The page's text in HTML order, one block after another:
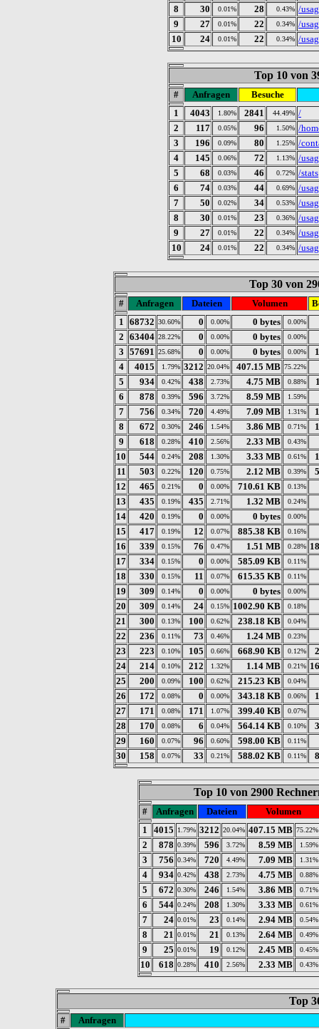
8
30 0.01% 28 0.43% /
9
27 0.01% 22 0.34% /
10
24 0.01% 22 0.34% /
Top 10 von
# Anfragen
Besuche
1
4043 1.80% 2841 44.49% /
2
117 0.05% 96 1.50% /
3
196 0.09% 80 1.25% /
4
145 0.06% 72 1.13% /
5
68 0.03% 46 0.72% /stats
6
74 0.03% 44 0.69% /
7
50 0.02% 34 0.53% /
8
30 0.01% 23 0.36% /
9
27 0.01% 22 0.34% /
10
24 0.01% 22 0.34% /
Top 30 von
# Anfragen Dateien Volumen
1
68732 30.60% 0 0.00% 0 bytes 0.00%
2 63404 28.22% 0 0.00% 0 bytes 0.00%
3 57691 25.68% 0 0.00% 0 bytes 0.00%
4
4015 1.79% 3212 20.04% 407.15 MB 75.22%
5 934 0.42% 438 2.73% 4.75 MB 0.88%
6
878 0.39% 596 3.72% 8.59 MB 1.59%
7 756 0.34% 720 4.49% 7.09 MB 1.31%
8
672 0.30% 246 1.54% 3.86 MB 0.71%
9
618 0.28% 410 2.56% 2.33 MB 0.43%
10 544 0.24% 208 1.30% 3.33 MB 0.61%
11
503 0.22% 120 0.75% 2.12 MB 0.39%
12
465 0.21% 0 0.00% 710.61 KB 0.13%
13 435 0.19% 435 2.71% 1.32 MB 0.24%
14 420 0.19% 0 0.00% 0 bytes 0.00%
15 417 0.19% 12 0.07% 885.38 KB 0.16%
16 339 0.15% 76 0.47% 1.51 MB 0.28%
17
334 0.15% 0 0.00% 585.09 KB 0.11%
18 330 0.15% 11 0.07% 615.35 KB 0.11%
19 309 0.14% 0 0.00% 0 bytes 0.00%
20 309 0.14% 24 0.15% 1002.90 KB 0.18%
21 300 0.13% 100 0.62% 238.18 KB 0.04%
22 236 0.11% 73 0.46% 1.24 MB 0.23%
23 223 0.10% 105 0.66% 668.90 KB 0.12%
24
214 0.10% 212 1.32% 1.14 MB 0.21%
25
200 0.09% 100 0.62% 215.23 KB 0.04%
26 172 0.08% 0 0.00% 343.18 KB 0.06%
27
171 0.08% 171 1.07% 399.40 KB 0.07%
28 170 0.08% 6 0.04% 564.14 KB 0.10%
29
160 0.07% 96 0.60% 598.00 KB 0.11%
30 158 0.07% 33 0.21% 588.02 KB 0.11%
Top 10 von 2900
# Anfragen Dateien
Volumen
1
4015 1.79% 3212 20.04% 407.15 MB 75.22%
2 878 0.39% 596 3.72% 8.59 MB 1.59%
3 756 0.34% 720 4.49% 7.09 MB 1.31%
4 934 0.42% 438 2.73% 4.75 MB 0.88%
5 672 0.30% 246 1.54% 3.86 MB 0.71%
6 544 0.24% 208 1.30% 3.33 MB 0.61%
7 24 0.01% 23 0.14% 2.94 MB 0.54%
8 21 0.01% 21 0.13% 2.64 MB 0.49%
9 25 0.01% 19 0.12% 2.45 MB 0.45%
10 618 0.28% 410 2.56% 2.33 MB 0.43%
Top
#
Anfragen